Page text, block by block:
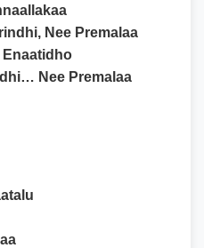
Nee Premalaa
Nee Premalaa